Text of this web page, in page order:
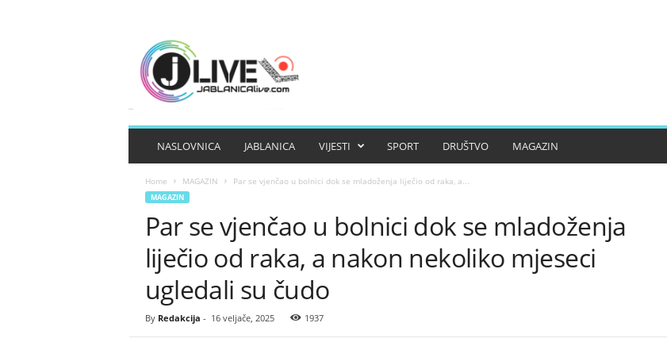
NASLOVNICA JABLANICA VIJESTI SPORT DRUŠTVO MAGAZIN
Home MAGAZIN Par se vjenčao u bolnici dok se mladoženja liječio od raka, a...
MAGAZIN
Par se vjenčao u bolnici dok se mladoženja
liječio od raka, a nakon nekoliko mjeseci
ugledali su čudo
By Redakcija - 16 veljače, 2025 1937